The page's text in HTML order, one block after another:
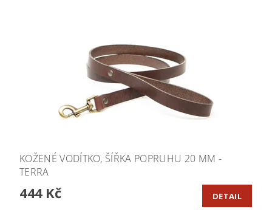
KOŽENÉ VODÍTKO, ŠÍŘKA POPRUHU 20 MM -
TERRA
444 Kč DETAIL